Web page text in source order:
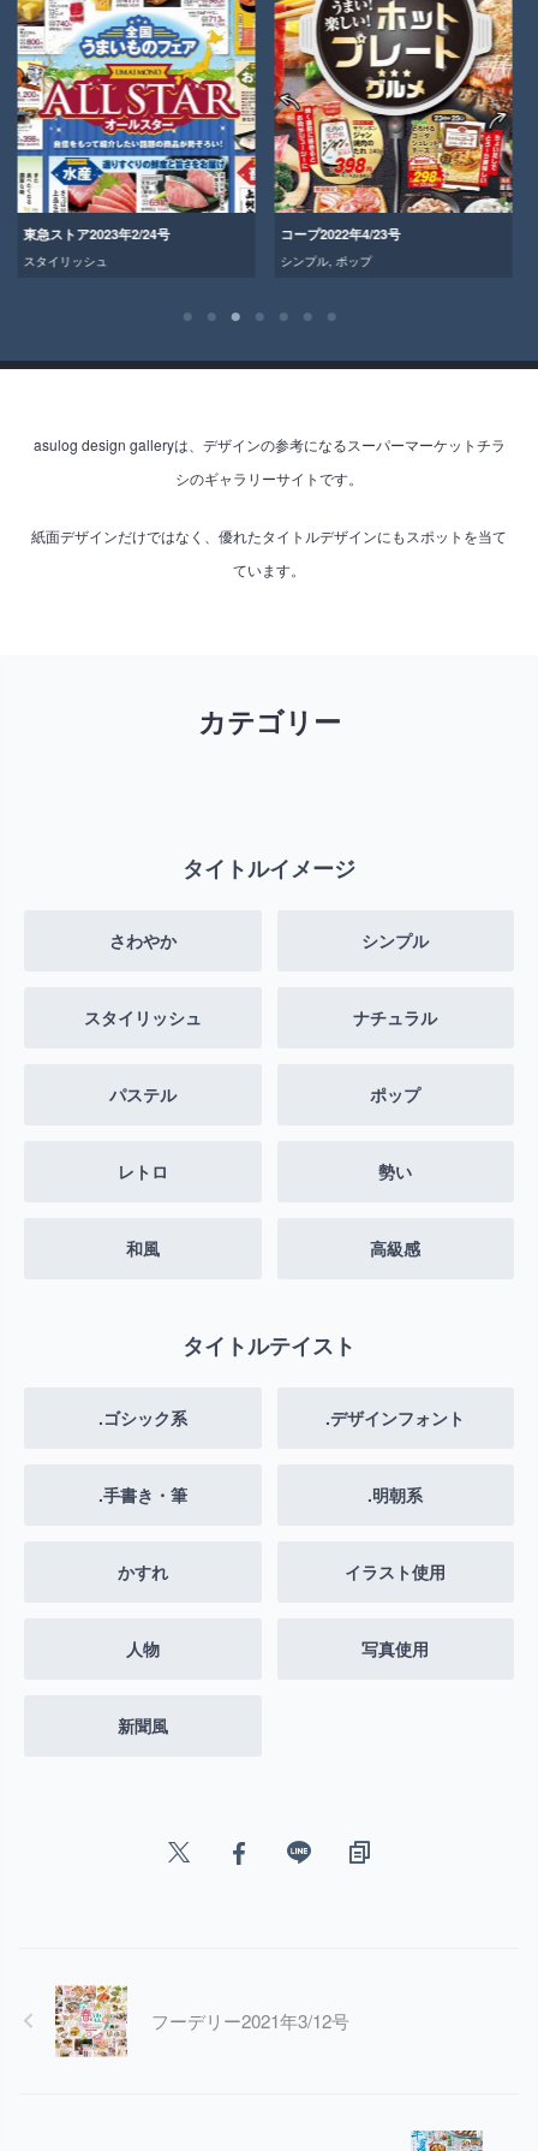
東急ストア2023年2/24号
スタイリッシュ
コープ2022年4/23号
シンプル, ポップ
asulog design galleryは、デザインの参考になるスーパーマーケットチラ
シのギャラリーサイトです。
紙面デザインだけではなく、優れたタイトルデザインにもスポットを当て
ています。
カテゴリー
タイトルイメージ
さわやか シンプル
スタイリッシュ ナチュラル
パステル ポップ
レトロ 勢い
和風 高級感
タイトルテイスト
.ゴシック系 .デザインフォント
.手書き・筆 .明朝系
かすれ イラスト使用
人物 写真使用
新聞風
フーデリー2021年3/12号